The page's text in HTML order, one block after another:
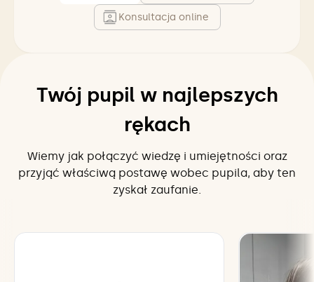
Konsultacja online
Twój pupil w najlepszych
rękach
Wiemy jak połączyć wiedzę i umiejętności oraz
przyjąć właściwą postawę wobec pupila, aby ten
zyskał zaufanie.